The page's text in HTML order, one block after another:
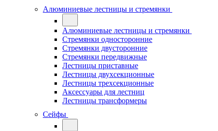
Алюминиевые лестницы и стремянки
Алюминиевые лестницы и стремянки
Стремянки односторонние
Стремянки двусторонние
Стремянки передвижные
Лестницы приставные
Лестницы двухсекционные
Лестницы трехсекционные
Аксессуары для лестниц
Лестницы трансформеры
Сейфы